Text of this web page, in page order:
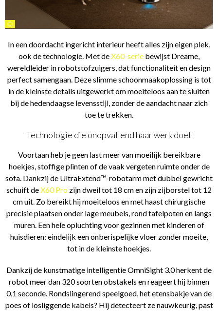
©
In een doordacht ingericht interieur heeft alles zijn eigen plek,
ook de technologie. Met deX60-serie bewijst Dreame,
wereldleider in robotstofzuigers, dat functionaliteit en design
perfect samengaan. Deze slimme schoonmaakoplossing is tot
in de kleinste details uitgewerkt om moeiteloos aan te sluiten
bij de hedendaagse levensstijl, zonder de aandacht naar zich
toe te trekken.
Technologie die onopvallend haar werk doet
Voortaan heb je geen last meer van moeilijk bereikbare
hoekjes, stoffige plinten of de vaak vergeten ruimte onder de
sofa. Dankzij de UltraExtend™-robotarm met dubbel gewricht
schuift deX60 Pro zijn dweil tot 18 cm en zijn zijborstel tot 12
cm uit. Zo bereikt hij moeiteloos en met haast chirurgische
precisie plaatsen onder lage meubels, rond tafelpoten en langs
muren. Een hele opluchting voor gezinnen met kinderen of
huisdieren: eindelijk een onberispelijke vloer zonder moeite,
tot in de kleinste hoekjes.
Dankzij de kunstmatige intelligentie OmniSight 3.0 herkent de
robot meer dan 320 soorten obstakels en reageert hij binnen
0,1 seconde. Rondslingerend speelgoed, het etensbakje van de
poes of losliggende kabels? Hij detecteert ze nauwkeurig, past